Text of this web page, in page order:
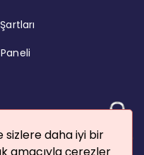
daha iyi bir
amacıyla çerezler